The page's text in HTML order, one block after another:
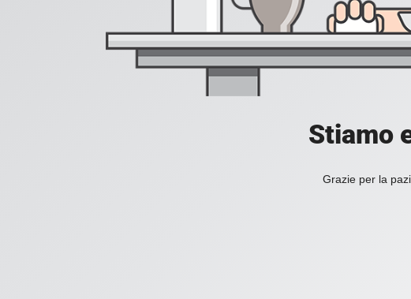
Stiamo
Grazie per la